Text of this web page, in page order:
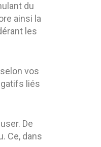
du
ainsi la
les
vos
liés
De
Ce, dans